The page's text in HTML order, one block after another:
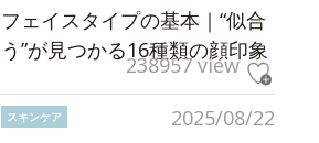
フェイスタイプの基本｜“似合
う”が見つかる16種類の顔印象
238957 view
2025/08/22
スキンケア